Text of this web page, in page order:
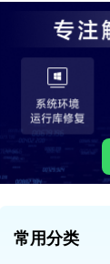
常用分类